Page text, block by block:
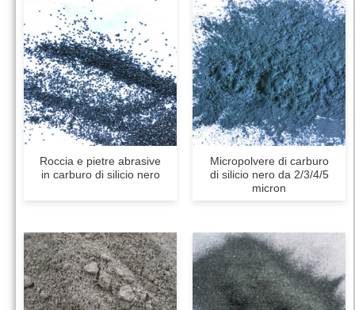
Roccia e pietre abrasive
in carburo di silicio nero
Micropolvere di carburo
di silicio nero da 2/3/4/5
micron